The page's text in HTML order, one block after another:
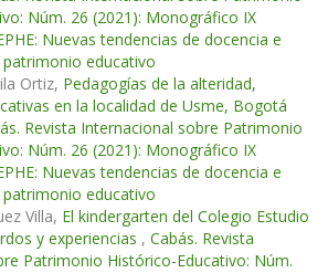
Núm. 26 (2021): Monográfico IX
Nuevas tendencias de docencia e
educativo
Ortiz, Pedagogías de la alteridad,
en la localidad de Usme, Bogotá
Revista Internacional sobre Patrimonio
Núm. 26 (2021): Monográfico IX
Nuevas tendencias de docencia e
educativo
Villa, El kindergarten del Colegio Estudio
y experiencias , Cabás. Revista
Patrimonio Histórico-Educativo: Núm.